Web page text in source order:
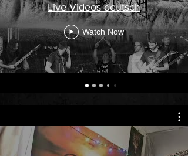
Live Videos deutsch
Watch Now